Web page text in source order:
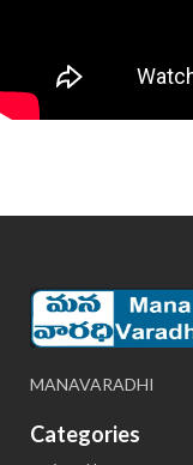
MANAVARADHI
Categories